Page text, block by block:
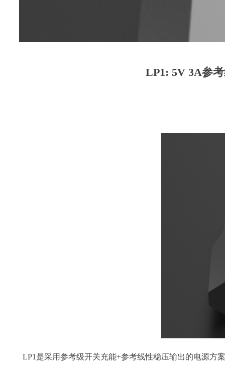
LP1: 5V 3A参
LP1是采用参考级开关充能+参考线性稳压输出的电源方